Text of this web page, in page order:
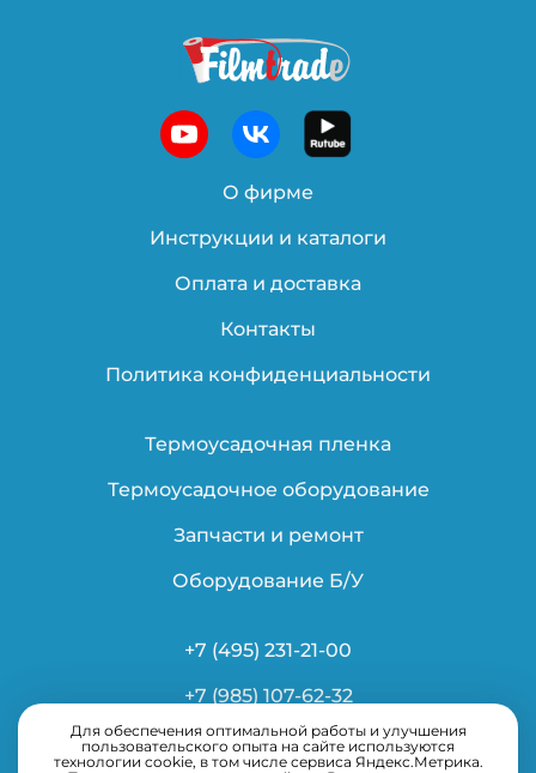
Для обеспечения оптимальной работы и улучшения
пользовательского опыта на сайте используются
технологии cookie, в том числе сервиса Яндекс.Метрика.
О фирме
Инструкции и каталоги
Оплата и доставка
Контакты
Политика конфиденциальности
Термоусадочная пленка
Термоусадочное оборудование
Запчасти и ремонт
Оборудование Б/У
+7 (495) 231-21-00
+7 (985) 107-62-32
info@ardsystems.ru